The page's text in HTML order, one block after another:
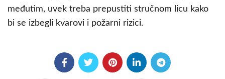
međutim, uvek treba prepustiti stručnom licu kako
bi se izbegli kvarovi i požarni rizici.